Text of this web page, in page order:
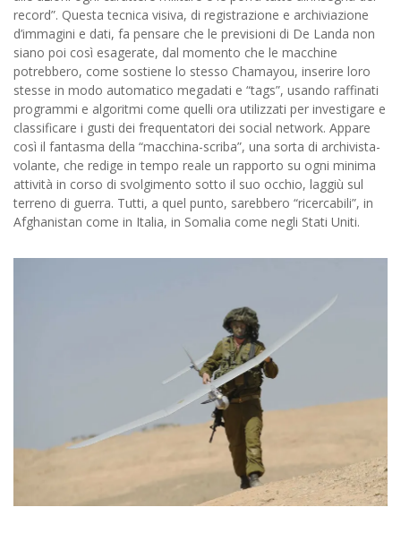
record”. Questa tecnica visiva, di registrazione e archiviazione
d’immagini e dati, fa pensare che le previsioni di De Landa non
siano poi così esagerate, dal momento che le macchine
potrebbero, come sostiene lo stesso Chamayou, inserire loro
stesse in modo automatico megadati e “tags”, usando raffinati
programmi e algoritmi come quelli ora utilizzati per investigare e
classificare i gusti dei frequentatori dei social network. Appare
così il fantasma della “macchina-scriba”, una sorta di archivista-
volante, che redige in tempo reale un rapporto su ogni minima
attività in corso di svolgimento sotto il suo occhio, laggiù sul
terreno di guerra. Tutti, a quel punto, sarebbero “ricercabili”, in
Afghanistan come in Italia, in Somalia come negli Stati Uniti.